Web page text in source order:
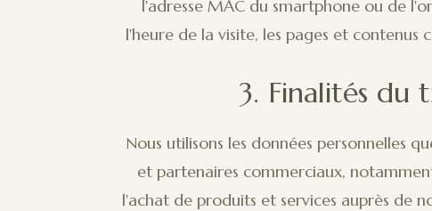
l'adresse MAC du smartphone ou de
l'heure de la visite, les pages et contenus
3. Finalités du
Nous utilisons les données personnelles
et partenaires commerciaux,
l'achat de produits et services auprès de